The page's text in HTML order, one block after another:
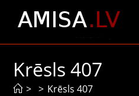
Krēsls 407
> > Krēsls 407